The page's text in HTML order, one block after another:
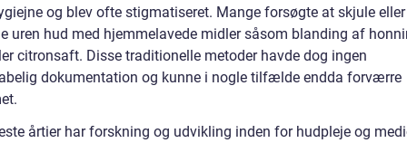
og blev ofte stigmatiseret. Mange forsøgte at skjule eller
uren hud med hjemmelavede midler såsom blanding af
citronsaft. Disse traditionelle metoder havde dog ingen
dokumentation og kunne i nogle tilfælde endda forværre
årtier har forskning og udvikling inden for hudpleje og